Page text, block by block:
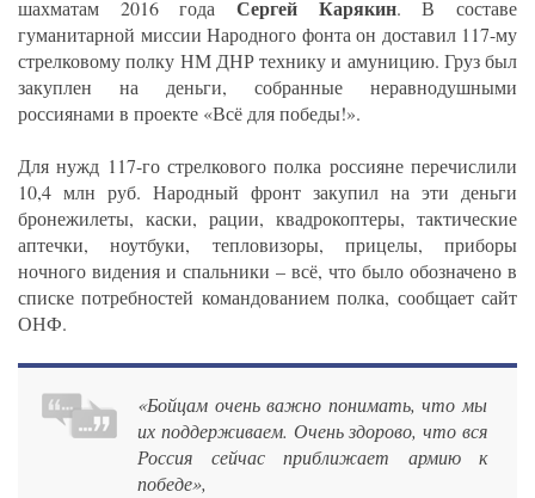
шахматам 2016 года Сергей Карякин. В составе
гуманитарной миссии Народного фонта он доставил 117-му
стрелковому полку НМ ДНР технику и амуницию. Груз был
закуплен на деньги, собранные неравнодушными
россиянами в проекте «Всё для победы!».
Для нужд 117-го стрелкового полка россияне перечислили
10,4 млн руб. Народный фронт закупил на эти деньги
бронежилеты, каски, рации, квадрокоптеры, тактические
аптечки, ноутбуки, тепловизоры, прицелы, приборы
ночного видения и спальники – всё, что было обозначено в
списке потребностей командованием полка, сообщает сайт
ОНФ.
«Бойцам очень важно понимать, что мы
их поддерживаем. Очень здорово, что вся
Россия сейчас приближает армию к
победе»,